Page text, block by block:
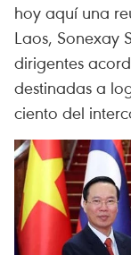
hoy aquí una
Laos, Sonexay
dirigentes
destinadas a
ciento del